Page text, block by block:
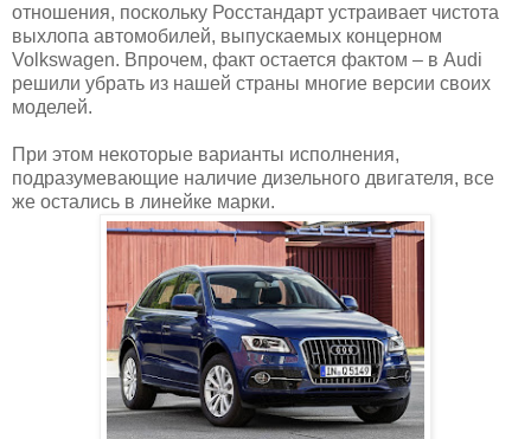
отношения, поскольку Росстандарт устраивает чистота
выхлопа автомобилей, выпускаемых концерном
Volkswagen. Впрочем, факт остается фактом – в Audi
решили убрать из нашей страны многие версии своих
моделей.
При этом некоторые варианты исполнения,
подразумевающие наличие дизельного двигателя, все
же остались в линейке марки.